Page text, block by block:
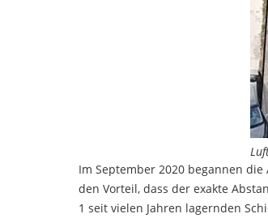
Im September 2020 begannen
den Vorteil, dass der exakte
1 seit vielen Jahren lagernden